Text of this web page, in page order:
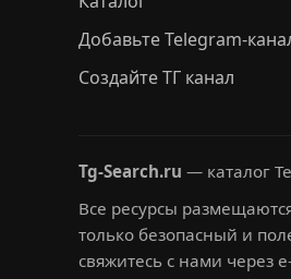
Добавьте Telegram-
Создайте ТГ канал
Tg-Search.ru — каталог
Все ресурсы
только безопасный и
свяжитесь с нами через